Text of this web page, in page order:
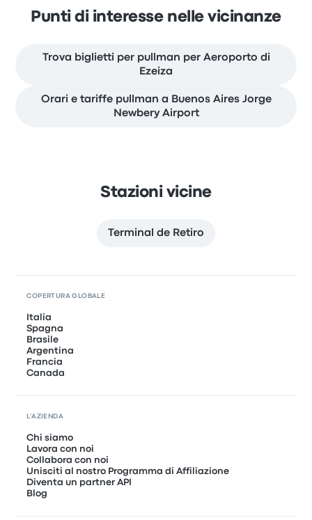
Punti di interesse nelle vicinanze
Trova biglietti per pullman per Aeroporto di
Ezeiza
Orari e tariffe pullman a Buenos Aires Jorge
Newbery Airport
Stazioni vicine
Terminal de Retiro
COPERTURA GLOBALE
Italia
Spagna
Brasile
Argentina
Francia
Canada
L'AZIENDA
Chi siamo
Lavora con noi
Collabora con noi
Unisciti al nostro Programma di Affiliazione
Diventa un partner API
Blog